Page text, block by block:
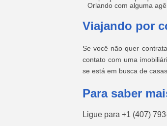
Orlando com alguma
Viajando por
Se você não quer
contato com uma
se está em busca de
Para saber
Ligue para +1 (407)